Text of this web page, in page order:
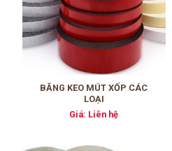
BĂNG KEO MÚT XỐP CÁC
LOẠI
Giá: Liên hệ